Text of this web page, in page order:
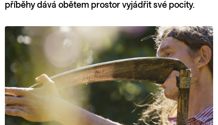
příběhy dává obětem prostor vyjádřit své pocity.